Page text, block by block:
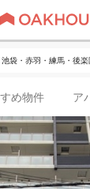
池袋・赤羽・練馬・後楽
め物件 ア